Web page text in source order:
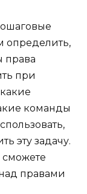
определить,
права
при
команды
эту задачу.
правами